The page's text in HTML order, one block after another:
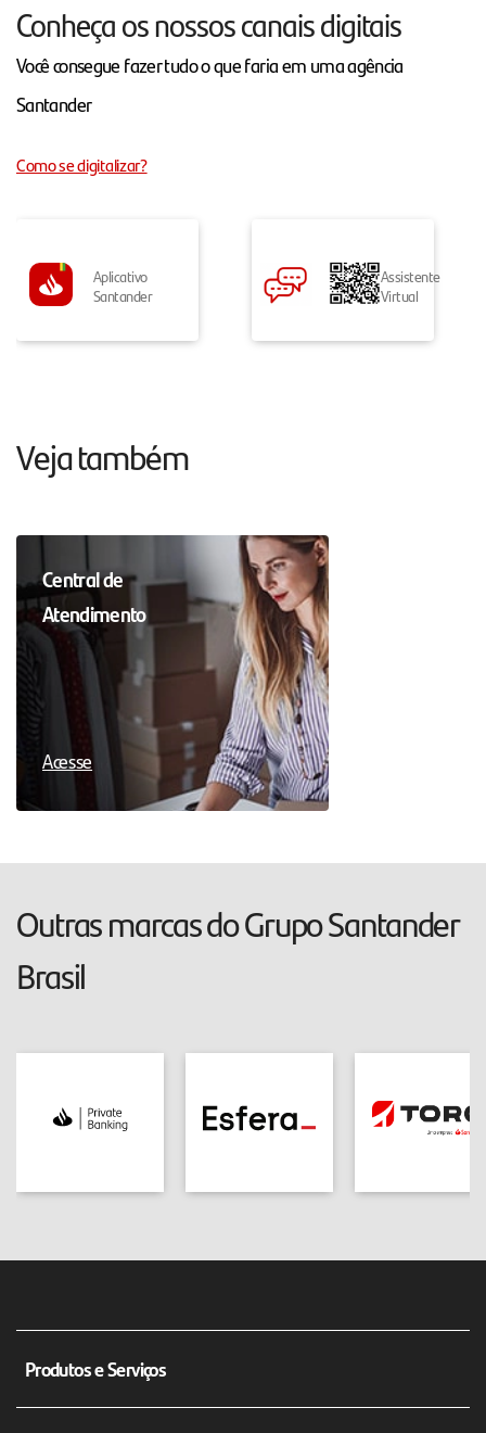
Conheça os nossos canais digitais
Você consegue fazer tudo o que faria em uma agência
Santander
Como se digitalizar?
Aplicativo
Santander
Assistente
Virtual
Veja também
Central de
Atendimento
Acesse
Outras marcas do Grupo Santander
Brasil
Produtos e Serviços